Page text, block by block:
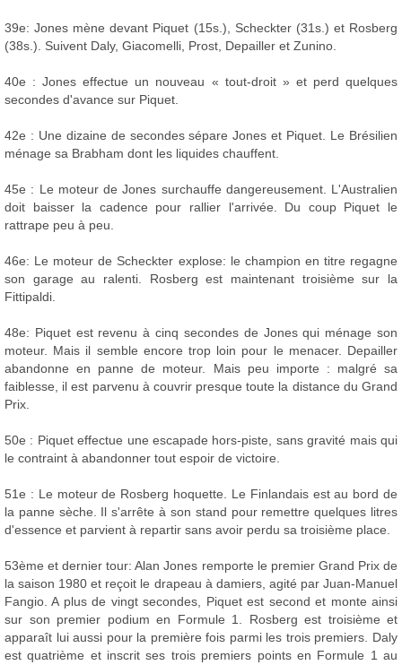
39e: Jones mène devant Piquet (15s.), Scheckter (31s.) et Rosberg
(38s.). Suivent Daly, Giacomelli, Prost, Depailler et Zunino.
40e : Jones effectue un nouveau « tout-droit » et perd quelques
secondes d'avance sur Piquet.
42e : Une dizaine de secondes sépare Jones et Piquet. Le Brésilien
ménage sa Brabham dont les liquides chauffent.
45e : Le moteur de Jones surchauffe dangereusement. L'Australien
doit baisser la cadence pour rallier l'arrivée. Du coup Piquet le
rattrape peu à peu.
46e: Le moteur de Scheckter explose: le champion en titre regagne
son garage au ralenti. Rosberg est maintenant troisième sur la
Fittipaldi.
48e: Piquet est revenu à cinq secondes de Jones qui ménage son
moteur. Mais il semble encore trop loin pour le menacer. Depailler
abandonne en panne de moteur. Mais peu importe : malgré sa
faiblesse, il est parvenu à couvrir presque toute la distance du Grand
Prix.
50e : Piquet effectue une escapade hors-piste, sans gravité mais qui
le contraint à abandonner tout espoir de victoire.
51e : Le moteur de Rosberg hoquette. Le Finlandais est au bord de
la panne sèche. Il s'arrête à son stand pour remettre quelques litres
d'essence et parvient à repartir sans avoir perdu sa troisième place.
53ème et dernier tour: Alan Jones remporte le premier Grand Prix de
la saison 1980 et reçoit le drapeau à damiers, agité par Juan-Manuel
Fangio. A plus de vingt secondes, Piquet est second et monte ainsi
sur son premier podium en Formule 1. Rosberg est troisième et
apparaît lui aussi pour la première fois parmi les trois premiers. Daly
est quatrième et inscrit ses trois premiers points en Formule 1 au